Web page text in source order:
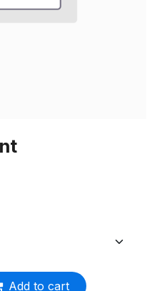
Add to cart